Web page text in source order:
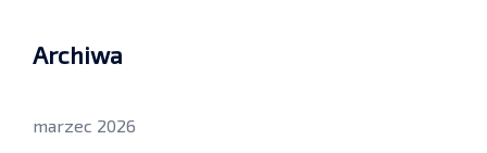
Archiwa
marzec 2026